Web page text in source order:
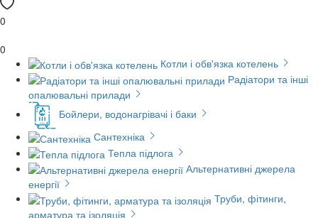
0
0
Котли і обв'язка котелень
Радіатори та інші
опалювальні прилади
Бойлери, водонагрівачі і баки
Сантехніка
Тепла підлога
Альтернативні джерела
енергії
Труби, фітинги,
арматура та ізоляція